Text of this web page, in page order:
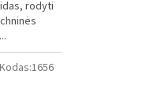
rodyti
Kodas:1656